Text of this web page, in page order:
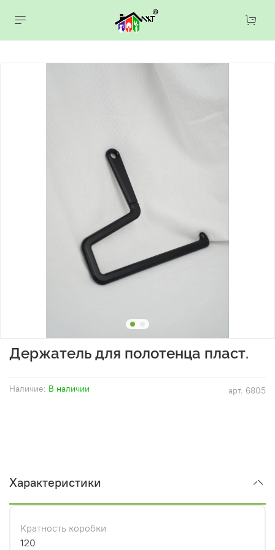
арт. 6805
Наличие: В наличии
Держатель для полотенца пласт.
Характеристики
Кратность коробки
120